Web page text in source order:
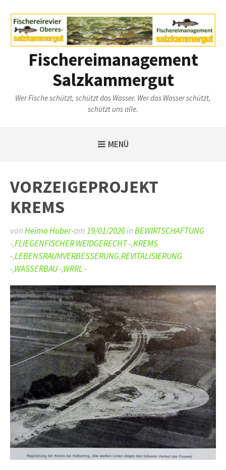
zum
Inhalt
Fischereimanagement
Salzkammergut
Wer Fische schützt, schützt das Wasser. Wer das Wasser schützt,
schützt uns alle.
MENÜ
VORZEIGEPROJEKT
KREMS
vonHeimo Huber-am19/01/2026inBEWIRTSCHAFTUNG
-,FLIEGENFISCHER WEIDGERECHT -,KREMS
-,LEBENSRAUMVERBESSERUNG,REVITALISIERUNG
-,WASSERBAU -,WRRL -